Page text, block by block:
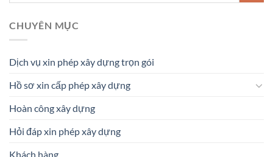
CHUYÊN MỤC
Dịch vụ xin phép xây dựng trọn gói
Hồ sơ xin cấp phép xây dựng
Hoàn công xây dựng
Hỏi đáp xin phép xây dựng
Khách hàng